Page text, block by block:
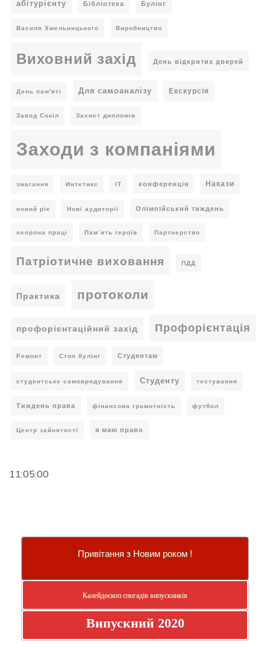
абітурієнту Бібліотека Булінг
Василя Хмельницького Виробництво
Виховний захід День відкритих дверей
День пам'яті Для самоаналізу Екскурсія
Завод Сокіл Захист дипломів
Заходи з компаніями
змагання Интетикс ІТ конференція Накази
новий рік Нові аудиторії Олімпійський тиждень
охорона праці Пам’ять героїв Партнерство
Патріотичне виховання ПДД
Практика протоколи
профорієнтаційний захід Профорієнтація
Ремонт Стоп булінг Студентам
студентське самоврядування Студенту тестування
Тиждень права фінансова грамотність футбол
Центр зайнятості я маю право
11:05:01
Привітання з Новим роком !
Калейдоскоп спогадів випускників
Випускний 2020